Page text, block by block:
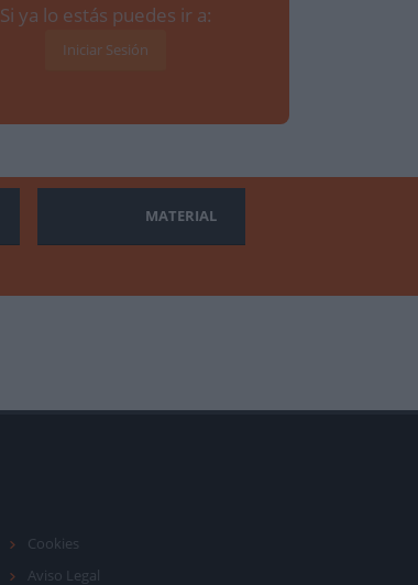
Si ya lo estás puedes ir a:
Iniciar Sesión
MATERIAL
Cookies
Aviso Legal